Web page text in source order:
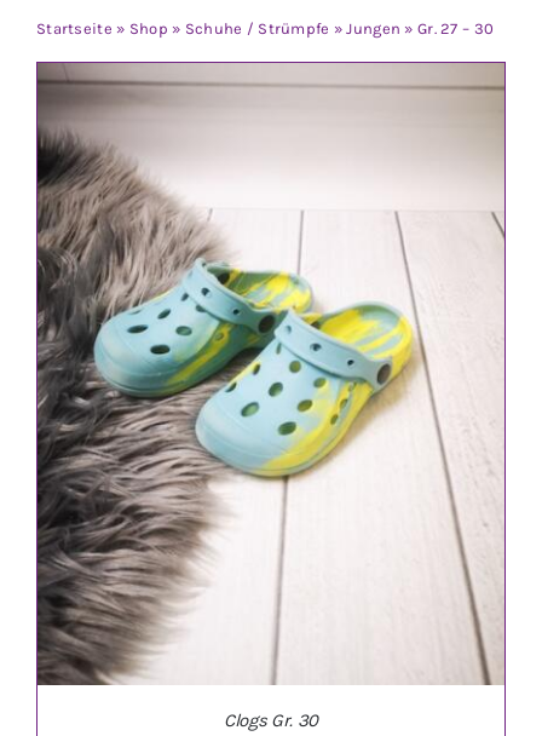
Mädchen
Accesoires
Schuhe / Socken
Spielzeug
Babyausstattung
Krims Krams
Startseite » Shop » Schuhe / Strümpfe »Jungen » Gr. 27 – 30
Clogs Gr. 30